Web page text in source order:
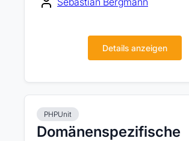
Details anzeigen
PHPUnit
Domänenspezifische